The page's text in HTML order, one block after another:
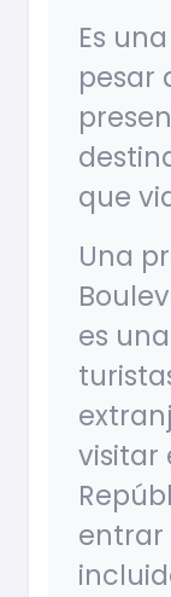
Es
pesar
que
Una
es
visitar
entrar